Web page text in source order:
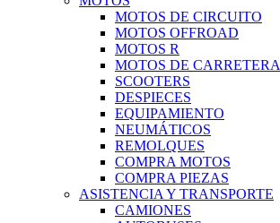
MOTOS DE CIRCUITO
MOTOS OFFROAD
MOTOS R
MOTOS DE CARRETERA
SCOOTERS
DESPIECES
EQUIPAMIENTO
NEUMÁTICOS
REMOLQUES
COMPRA MOTOS
COMPRA PIEZAS
ASISTENCIA Y TRANSPORTE
CAMIONES